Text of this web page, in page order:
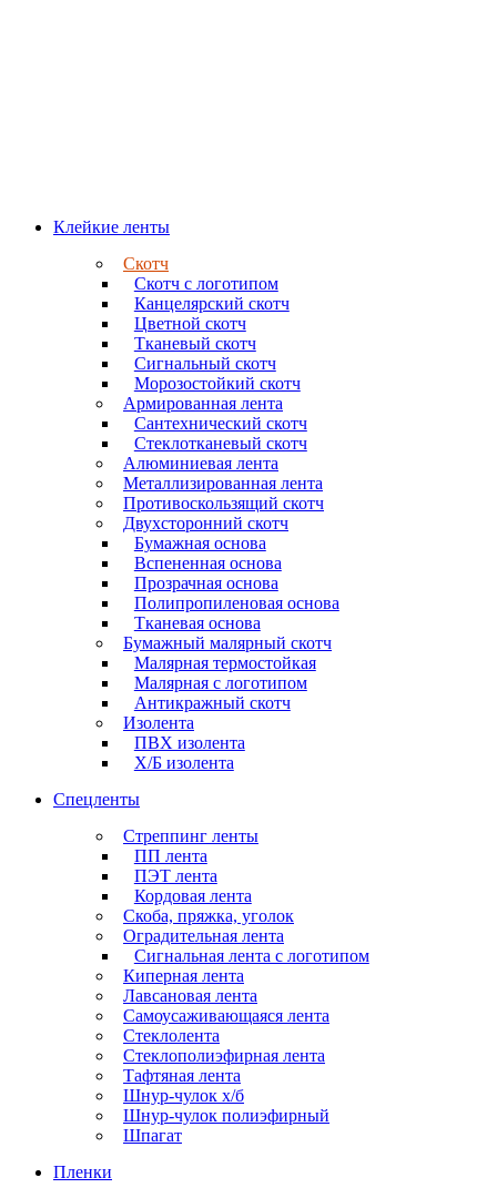
Клейкие ленты
Скотч
Скотч с логотипом
Канцелярский скотч
Цветной скотч
Тканевый скотч
Сигнальный скотч
Морозостойкий скотч
Армированная лента
Сантехнический скотч
Стеклотканевый скотч
Алюминиевая лента
Металлизированная лента
Противоскользящий скотч
Двухсторонний скотч
Бумажная основа
Вспененная основа
Прозрачная основа
Полипропиленовая основа
Тканевая основа
Бумажный малярный скотч
Малярная термостойкая
Малярная с логотипом
Антикражный скотч
Изолента
ПВХ изолента
Х/Б изолента
Спецленты
Стреппинг ленты
ПП лента
ПЭТ лента
Кордовая лента
Скоба, пряжка, уголок
Оградительная лента
Сигнальная лента с логотипом
Киперная лента
Лавсановая лента
Самоусаживающаяся лента
Стеклолента
Стеклополиэфирная лента
Тафтяная лента
Шнур-чулок х/б
Шнур-чулок полиэфирный
Шпагат
Пленки